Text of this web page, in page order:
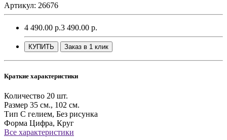
Артикул: 26676
4 490.00 р.3 490.00 р.
КУПИТЬ Заказ в 1 клик
Краткие характеристики
Количество 20 шт.
Размер 35 см., 102 см.
Тип С гелием, Без рисунка
Форма Цифра, Круг
Все характеристики